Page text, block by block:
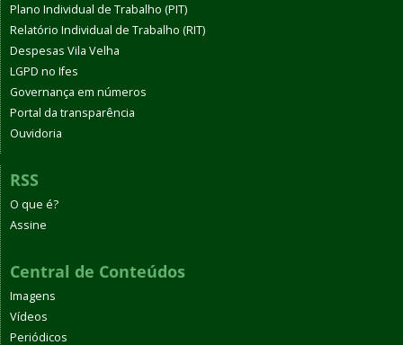
Plano Individual de Trabalho (PIT)
Relatório Individual de Trabalho (RIT)
Despesas Vila Velha
LGPD no Ifes
Governança em números
Portal da transparência
Ouvidoria
RSS
O que é?
Assine
Central de Conteúdos
Imagens
Vídeos
Periódicos